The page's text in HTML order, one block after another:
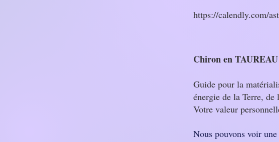
https://calendly.com/
Chiron en TAUREAU
Guide pour la
énergie de la Terre, de
Votre valeur
Nous pouvons voir